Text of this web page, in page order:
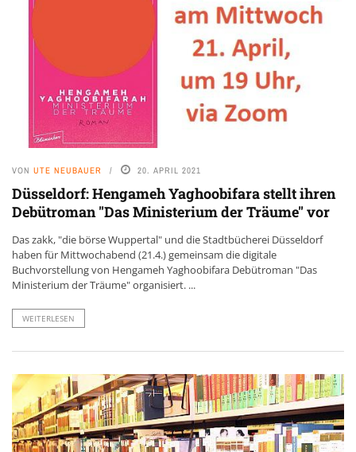
VON UTE NEUBAUER 20. APRIL 2021
Düsseldorf: Hengameh Yaghoobifara stellt ihren
Debütroman "Das Ministerium der Träume" vor
Das zakk, "die börse Wuppertal" und die Stadtbücherei Düsseldorf
haben für Mittwochabend (21.4.) gemeinsam die digitale
Buchvorstellung von Hengameh Yaghoobifara Debütroman "Das
Ministerium der Träume" organisiert. ...
WEITERLESEN